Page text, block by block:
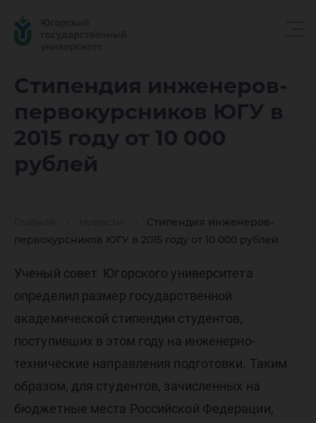
Стипендия инженеров-
первокурсников ЮГУ в
2015 году от 10 000
рублей
Стипендия инженеров-
первокурсников ЮГУ в 2015 году от 10 000 рублей
ЮГУ в
от 10
рублей
Ученый совет Югорского университета
определил размер государственной
академической стипендии студентов,
поступивших в этом году на инженерно-
технические направления подготовки. Таким
образом, для студентов, зачисленных на
бюджетные места Российской Федерации,